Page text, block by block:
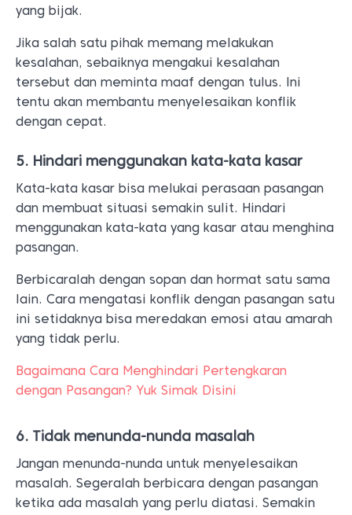
yang bijak.
Jika salah satu pihak memang melakukan
kesalahan, sebaiknya mengakui kesalahan
tersebut dan meminta maaf dengan tulus. Ini
tentu akan membantu menyelesaikan konflik
dengan cepat.
5. Hindari menggunakan kata-kata kasar
Kata-kata kasar bisa melukai perasaan pasangan
dan membuat situasi semakin sulit. Hindari
menggunakan kata-kata yang kasar atau menghina
pasangan.
Berbicaralah dengan sopan dan hormat satu sama
lain. Cara mengatasi konflik dengan pasangan satu
ini setidaknya bisa meredakan emosi atau amarah
yang tidak perlu.
Bagaimana Cara Menghindari Pertengkaran
dengan Pasangan? Yuk Simak Disini
6. Tidak menunda-nunda masalah
Jangan menunda-nunda untuk menyelesaikan
masalah. Segeralah berbicara dengan pasangan
ketika ada masalah yang perlu diatasi. Semakin